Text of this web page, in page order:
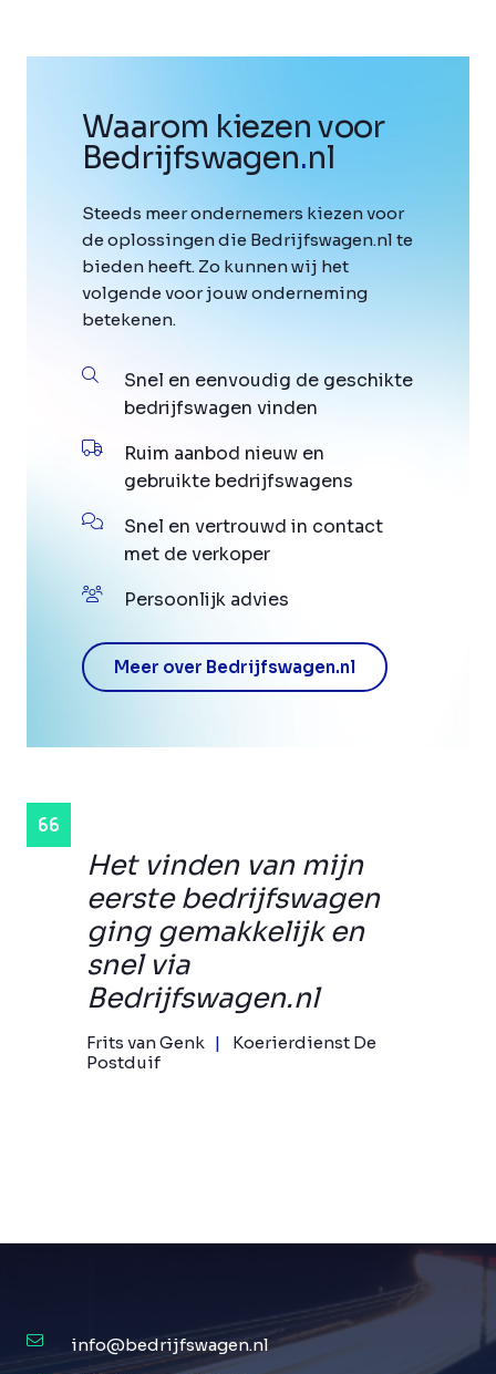
Het vinden van mijn
eerste bedrijfswagen
ging gemakkelijk en
snel via
Bedrijfswagen.nl
Frits van Genk
Koerierdienst De
Postduif
Waarom kiezen voor
Bedrijfswagen.nl
Steeds meer ondernemers kiezen voor
de oplossingen die Bedrijfswagen.nl te
bieden heeft. Zo kunnen wij het
volgende voor jouw onderneming
betekenen.
Snel en eenvoudig de geschikte
bedrijfswagen vinden
Ruim aanbod nieuw en
gebruikte bedrijfswagens
Snel en vertrouwd in contact
met de verkoper
Persoonlijk advies
Meer over Bedrijfswagen.nl
info@bedrijfswagen.nl